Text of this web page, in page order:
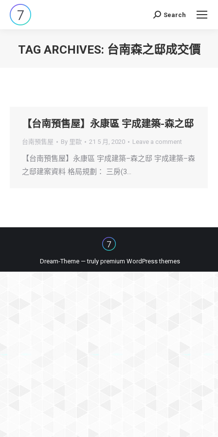
Search:
Search
TAG ARCHIVES: 台南森之邸成交價
【台南預售屋】永康區 宇成建築-森之邸
台南預售屋 By 里歐 21 5 月, 2020 Leave a comment
【台南預售屋】永康區 宇成建築–森之邸 宇成建築–森
之邸建案資料 格局規劃： 三房(3…
Dream-Theme — truly premium WordPress themes